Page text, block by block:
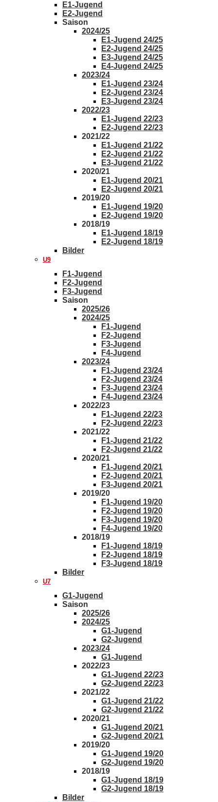
E1-Jugend
E2-Jugend
Saison
2024/25
E1-Jugend 24/25
E2-Jugend 24/25
E3-Jugend 24/25
E4-Jugend 24/25
2023/24
E1-Jugend 23/24
E2-Jugend 23/24
E3-Jugend 23/24
2022/23
E1-Jugend 22/23
E2-Jugend 22/23
2021/22
E1-Jugend 21/22
E2-Jugend 21/22
E3-Jugend 21/22
2020/21
E1-Jugend 20/21
E2-Jugend 20/21
2019/20
E1-Jugend 19/20
E2-Jugend 19/20
2018/19
E1-Jugend 18/19
E2-Jugend 18/19
Bilder
U9
F1-Jugend
F2-Jugend
F3-Jugend
Saison
2025/26
2024/25
F1-Jugend
F2-Jugend
F3-Jugend
F4-Jugend
2023/24
F1-Jugend 23/24
F2-Jugend 23/24
F3-Jugend 23/24
F4-Jugend 23/24
2022/23
F1-Jugend 22/23
F2-Jugend 22/23
2021/22
F1-Jugend 21/22
F2-Jugend 21/22
2020/21
F1-Jugend 20/21
F2-Jugend 20/21
F3-Jugend 20/21
2019/20
F1-Jugend 19/20
F2-Jugend 19/20
F3-Jugend 19/20
F4-Jugend 19/20
2018/19
F1-Jugend 18/19
F2-Jugend 18/19
F3-Jugend 18/19
Bilder
U7
G1-Jugend
Saison
2025/26
2024/25
G1-Jugend
G2-Jugend
2023/24
G1-Jugend
2022/23
G1-Jugend 22/23
G2-Jugend 22/23
2021/22
G1-Jugend 21/22
G2-Jugend 21/22
2020/21
G1-Jugend 20/21
G2-Jugend 20/21
2019/20
G1-Jugend 19/20
G2-Jugend 19/20
2018/19
G1-Jugend 18/19
G2-Jugend 18/19
Bilder